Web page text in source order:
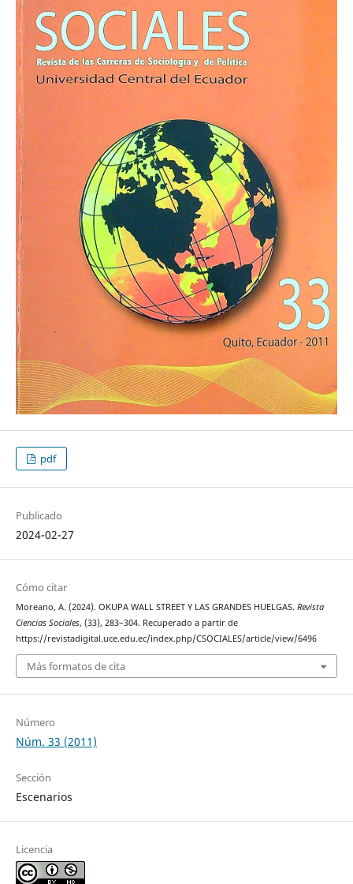
pdf
Publicado
2024-02-27
Cómo citar
Moreano, A. (2024). OKUPA WALL STREET Y LAS GRANDES HUELGAS. Revista
Ciencias Sociales, (33), 283–304. Recuperado a partir de
https://revistadigital.uce.edu.ec/index.php/CSOCIALES/article/view/6496
Más formatos de cita
Número
Núm. 33 (2011)
Sección
Escenarios
Licencia